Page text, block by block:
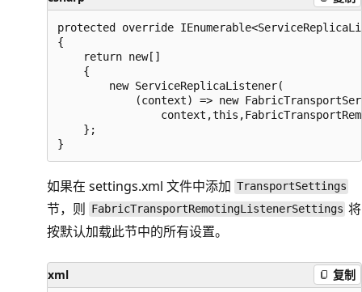
protected override
{
    return new[]
    {
        new ServiceReplicaListener(
(context) => new
    };
如果在 settings.xml 文件中添加 TransportSettings
节，则 FabricTransportRemotingListenerSettings 将
按默认加载此节中的所有设置。
xml 复制